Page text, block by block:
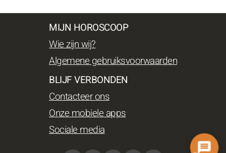
MIJN HOROSCOOP
Wie zijn wij?
Algemene gebruiksvoorwaarden
BLIJF VERBONDEN
Contacteer ons
Onze mobiele apps
Sociale media